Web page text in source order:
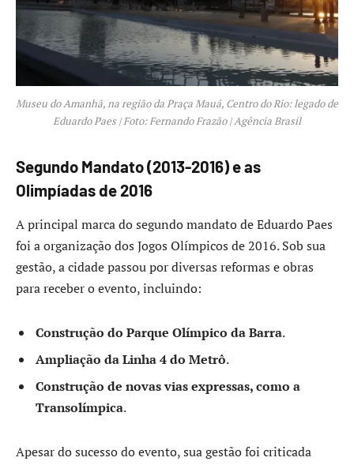
Museu do Amanhã, na região da Praça Mauá, Centro do Rio: legado de
Eduardo Paes | Foto: Fernando Frazão | Agência Brasil
Segundo Mandato (2013-2016) e as
Olimpíadas de 2016
A principal marca do segundo mandato de Eduardo Paes
foi a organização dos Jogos Olímpicos de 2016. Sob sua
gestão, a cidade passou por diversas reformas e obras
para receber o evento, incluindo:
Construção do Parque Olímpico da Barra.
Ampliação da Linha 4 do Metrô.
Construção de novas vias expressas, como a
Transolímpica.
Apesar do sucesso do evento, sua gestão foi criticada